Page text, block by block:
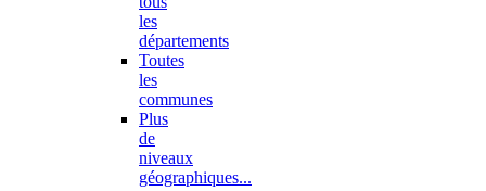
les
départements
Toutes
les
communes
Plus
de
niveaux
géographiques...